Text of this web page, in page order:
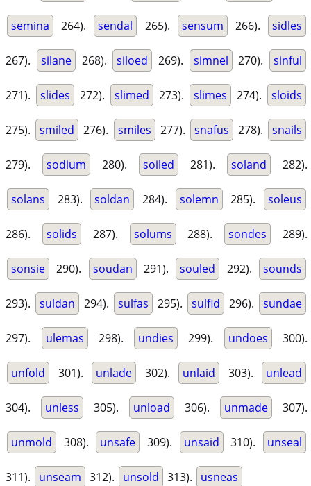
semina 264). sendal 265). sensum 266). sidles
267). silane 268). siloed 269). simnel 270). sinful
271). slides 272). slimed 273). slimes 274). sloids
275). smiled 276). smiles 277). snafus 278). snails
279). sodium 280). soiled 281). soland 282).
solans 283). soldan 284). solemn 285). soleus
286). solids 287). solums 288). sondes 289).
sonsie 290). soudan 291). souled 292). sounds
293). suldan 294). sulfas 295). sulfid 296). sundae
297). ulemas 298). undies 299). undoes 300).
unfold 301). unlade 302). unlaid 303). unlead
304). unless 305). unload 306). unmade 307).
unmold 308). unsafe 309). unsaid 310). unseal
311). unseam 312). unsold 313). usneas